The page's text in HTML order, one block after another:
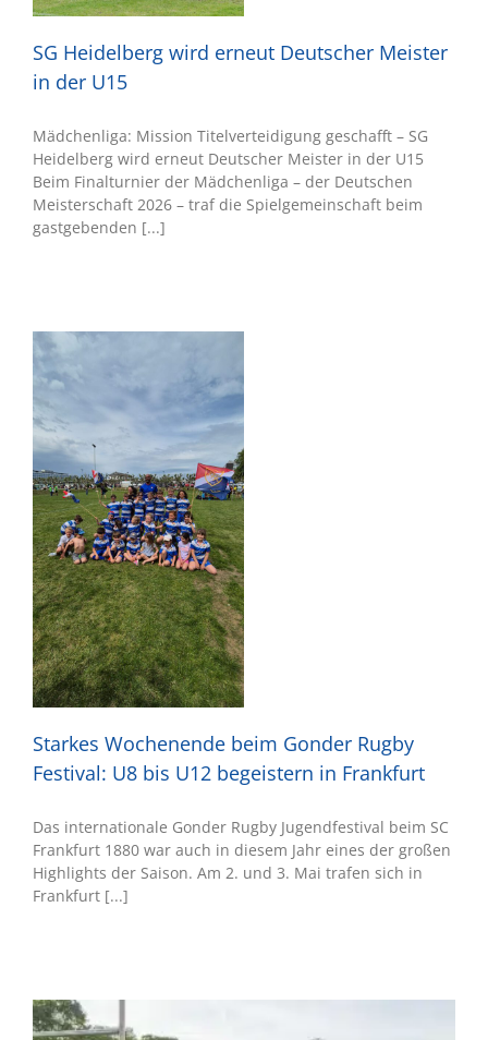
SG Heidelberg wird erneut Deutscher Meister
in der U15
Mädchenliga: Mission Titelverteidigung geschafft – SG
Heidelberg wird erneut Deutscher Meister in der U15
Beim Finalturnier der Mädchenliga – der Deutschen
Meisterschaft 2026 – traf die Spielgemeinschaft beim
gastgebenden [...]
Starkes Wochenende beim Gonder Rugby
Festival: U8 bis U12 begeistern in Frankfurt
Das internationale Gonder Rugby Jugendfestival beim SC
Frankfurt 1880 war auch in diesem Jahr eines der großen
Highlights der Saison. Am 2. und 3. Mai trafen sich in
Frankfurt [...]